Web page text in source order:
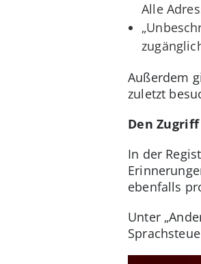
Alle
Außerdem
zuletzt
Den
In der
ebenfalls
Unter